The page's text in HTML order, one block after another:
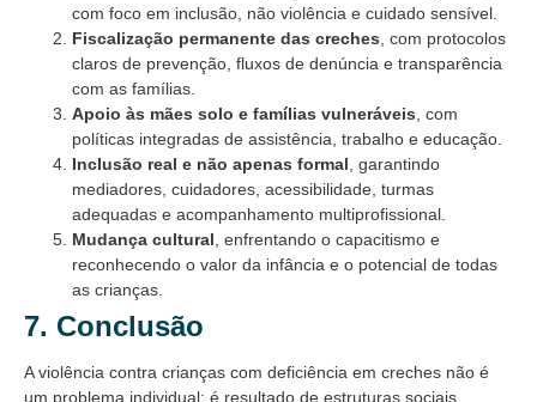
com foco em inclusão, não violência e cuidado sensível.
Fiscalização permanente das creches, com protocolos
claros de prevenção, fluxos de denúncia e transparência
com as famílias.
Apoio às mães solo e famílias vulneráveis, com
políticas integradas de assistência, trabalho e educação.
Inclusão real e não apenas formal, garantindo
mediadores, cuidadores, acessibilidade, turmas
adequadas e acompanhamento multiprofissional.
Mudança cultural, enfrentando o capacitismo e
reconhecendo o valor da infância e o potencial de todas
as crianças.
7. Conclusão
A violência contra crianças com deficiência em creches não é
um problema individual: é resultado de estruturas sociais